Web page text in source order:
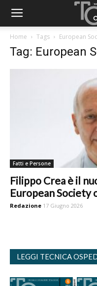
Home Tags European
Tag: European
Fatti e Persone
Filippo Crea è il
European Society
Redazione 17 Giugno 2026
LEGGI TECNICA